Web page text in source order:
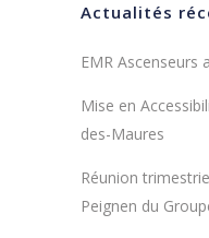
Actualités
EMR Ascenseurs
Mise en
des-Maures
Réunion
Peignen du